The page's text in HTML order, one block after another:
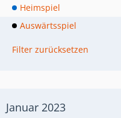
Heimspiel
Auswärtsspiel
Filter zurücksetzen
Januar 2023